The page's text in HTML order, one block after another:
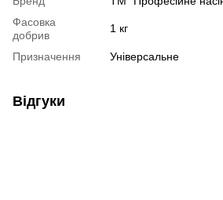
Фасовка
добрив
1 кг
Призначення Універсальне
Відгуки